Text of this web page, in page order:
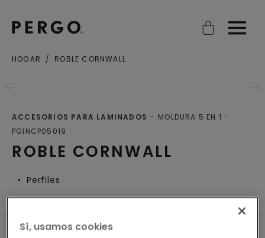
Open searchOpen
HOGAR ROBLE CORNWALL
ROBLE CORNWALL
ACCESORIOS PARA LAMINADOS
MOLDURA 5 EN 1
PGINCP05019
Perfiles
Sí, usamos cookies